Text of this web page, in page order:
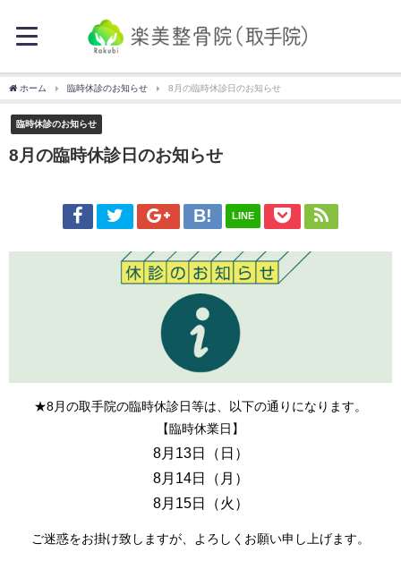
ホーム 臨時休診のお知らせ 8月の臨時休診日のお知らせ
臨時休診のお知らせ
8月の臨時休診日のお知らせ
LINE
★8月の取手院の臨時休診日等は、以下の通りになります。
【臨時休業日】
8月13日（日 ）
8月14日（月）
8月15日（火）
ご迷惑をお掛け致しますが、よろしくお願い申し上げます。